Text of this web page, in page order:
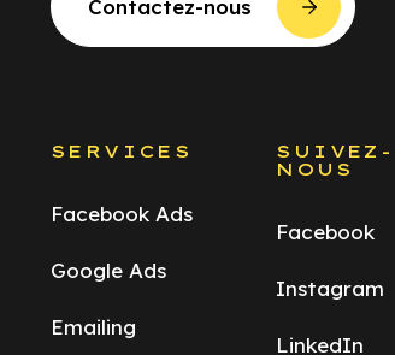
Contactez-nous
SERVICES
Facebook Ads
Google Ads
Emailing
SUIVEZ-
NOUS
Facebook
Instagram
LinkedIn